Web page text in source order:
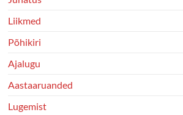
Liikmed
Põhikiri
Ajalugu
Aastaaruanded
Lugemist